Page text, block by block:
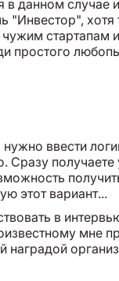
данном случае
"Инвестор",
стартапам
простого
ввести
Сразу
этот вариант...
в
мне